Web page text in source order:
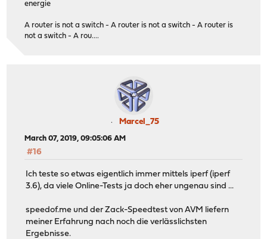
energie
A router is not a switch - A router is not a switch - A router is
not a switch - A rou....
Marcel_75
March 07, 2019, 09:05:06 AM
#16
Ich teste so etwas eigentlich immer mittels iperf (iperf
3.6), da viele Online-Tests ja doch eher ungenau sind ...
speedof.me und der Zack-Speedtest von AVM liefern
meiner Erfahrung nach noch die verlässlichsten
Ergebnisse.